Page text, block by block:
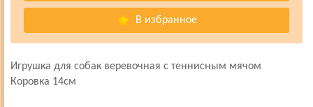
В избранное
Игрушка для собак веревочная с теннисным мячом
Коровка 14см